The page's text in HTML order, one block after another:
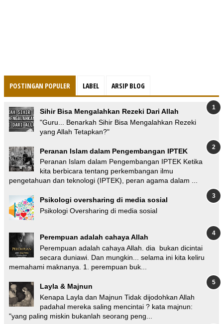
POSTINGAN POPULER LABEL ARSIP BLOG
Sihir Bisa Mengalahkan Rezeki Dari Allah
"Guru... Benarkah Sihir Bisa Mengalahkan Rezeki
yang Allah Tetapkan?"
Peranan Islam dalam Pengembangan IPTEK
Peranan Islam dalam Pengembangan IPTEK Ketika
kita berbicara tentang perkembangan ilmu
pengetahuan dan teknologi (IPTEK), peran agama dalam ...
Psikologi oversharing di media sosial
Psikologi Oversharing di media sosial
Perempuan adalah cahaya Allah
Perempuan adalah cahaya Allah. dia bukan dicintai
secara duniawi. Dan mungkin... selama ini kita keliru
memahami maknanya. 1. perempuan buk...
Layla & Majnun
Kenapa Layla dan Majnun Tidak dijodohkan Allah
padahal mereka saling mencintai ? kata majnun:
"yang paling miskin bukanlah seorang peng...